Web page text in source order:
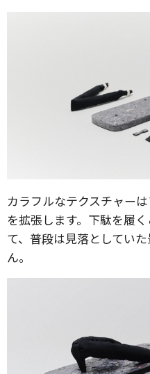
カラフルなテクスチャー
を拡張します。下駄を履
て、普段は見落としてい
ん。